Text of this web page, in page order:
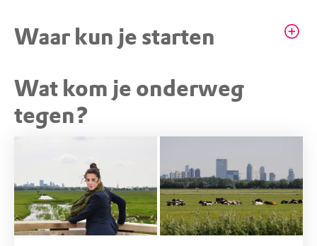
Waar kun je starten
STARTPUNT
Ackerdijkse Plassen,
Molenweg / Molenkade, 2651 AB Berkel en
Rodenrijs (ZH)
Wat kom je onderweg
tegen?